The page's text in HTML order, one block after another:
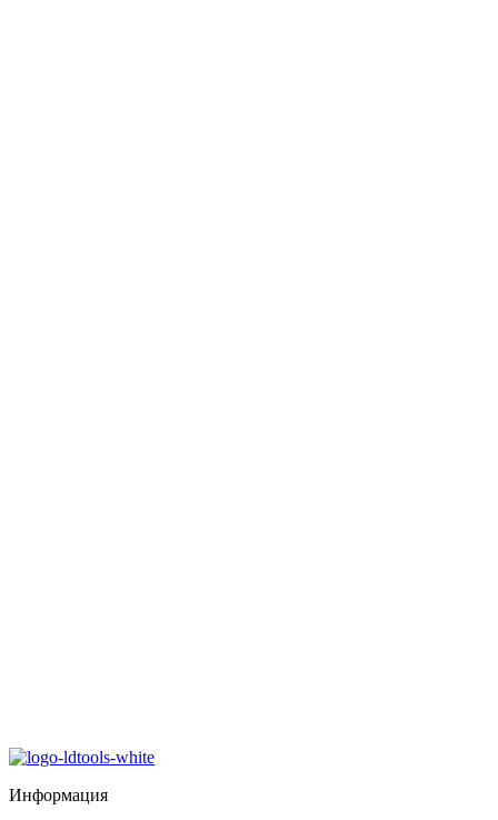
Информация